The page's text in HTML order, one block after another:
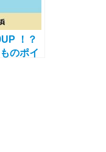
！？
のポイ